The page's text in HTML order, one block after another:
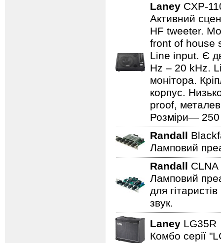
Laney CXP-
Активний
HF tweeter.
front of house
Line input. Є
Hz – 20 kHz.
монітора.
корпус.
proof,
Розміри—
Randall
Ламповий
Randall
Ламповий
для
звук.
Laney
Комбо серії